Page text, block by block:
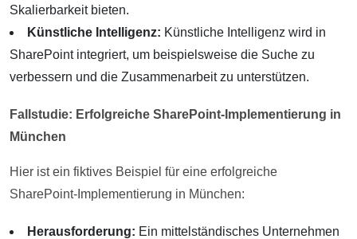
Skalierbarkeit bieten.
Künstliche Intelligenz: Künstliche Intelligenz wird in
SharePoint integriert, um beispielsweise die Suche zu
verbessern und die Zusammenarbeit zu unterstützen.
Fallstudie: Erfolgreiche SharePoint-Implementierung in
München
Hier ist ein fiktives Beispiel für eine erfolgreiche
SharePoint-Implementierung in München:
Herausforderung: Ein mittelständisches Unternehmen